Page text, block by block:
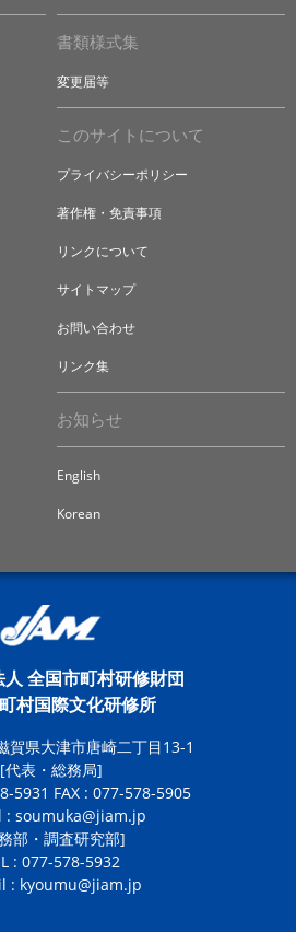
書類様式集
変更届等
このサイトについて
プライバシーポリシー
著作権・免責事項
リンクについて
サイトマップ
お問い合わせ
リンク集
お知らせ
English
Korean
全国市町村研修財団
村国際文化研修所
賀県大津市唐崎二丁目13-1
[代表・総務局]
5931 FAX : 077-578-5905
: soumuka@jiam.jp
部・調査研究部]
: 077-578-5932
: kyoumu@jiam.jp